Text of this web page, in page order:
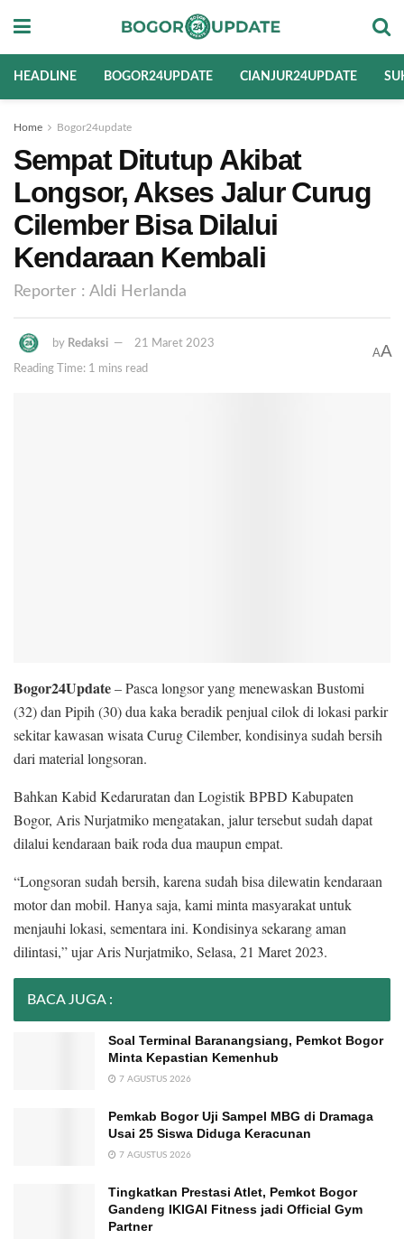
HEADLINE BOGOR24UPDATE CIANJUR24UPDATE
Home Bogor24update
Sempat Ditutup Akibat
Longsor, Akses Jalur Curug
Cilember Bisa Dilalui
Kendaraan Kembali
Reporter : Aldi Herlanda
by Redaksi 21 Maret 2023
Reading Time: 1 mins read
AA
Bogor24Update– Pasca longsor yang menewaskan Bustomi
(32) dan Pipih (30) dua kaka beradik penjual cilok di lokasi parkir
sekitar kawasan wisata Curug Cilember, kondisinya sudah bersih
dari material longsoran.
Bahkan Kabid Kedaruratan dan Logistik BPBD Kabupaten
Bogor, Aris Nurjatmiko mengatakan, jalur tersebut sudah dapat
dilalui kendaraan baik roda dua maupun empat.
“Longsoran sudah bersih, karena sudah bisa dilewatin kendaraan
motor dan mobil. Hanya saja, kami minta masyarakat untuk
menjauhi lokasi, sementara ini. Kondisinya sekarang aman
dilintasi,” ujar Aris Nurjatmiko, Selasa, 21 Maret 2023.
BACA JUGA :
Soal Terminal Baranangsiang, Pemkot Bogor
Minta Kepastian Kemenhub
7 AGUSTUS 2026
Pemkab Bogor Uji Sampel MBG di Dramaga
Usai 25 Siswa Diduga Keracunan
7 AGUSTUS 2026
Tingkatkan Prestasi Atlet, Pemkot Bogor
Gandeng IKIGAI Fitness jadi Official Gym
Partner